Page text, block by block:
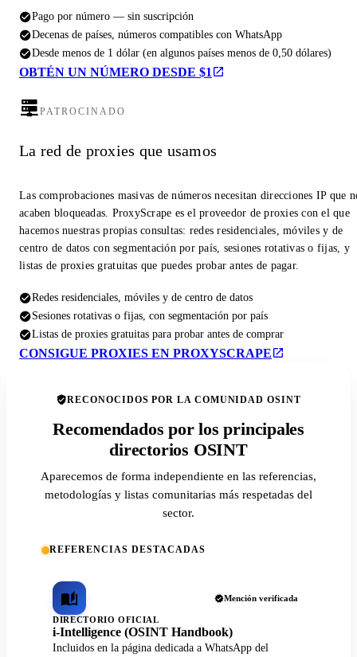
Pago por número — sin suscripción
Decenas de países, números compatibles con WhatsApp
Desde menos de 1 dólar (en algunos países menos de 0,50 dólares)
OBTÉN UN NÚMERO DESDE $1
PATROCINADO
La red de proxies que usamos
Las comprobaciones masivas de números necesitan direcciones IP que
acaben bloqueadas. ProxyScrape es el proveedor de proxies con el que
hacemos nuestras propias consultas: redes residenciales, móviles y de
centro de datos con segmentación por país, sesiones rotativas o fijas, y
listas de proxies gratuitas que puedes probar antes de pagar.
Redes residenciales, móviles y de centro de datos
Sesiones rotativas o fijas, con segmentación por país
Listas de proxies gratuitas para probar antes de comprar
CONSIGUE PROXIES EN PROXYSCRAPE
RECONOCIDOS POR LA COMUNIDAD OSINT
Recomendados por los principales
directorios OSINT
Aparecemos de forma independiente en las referencias,
metodologías y listas comunitarias más respetadas del
sector.
REFERENCIAS DESTACADAS
Mención verificada
DIRECTORIO OFICIAL
i-Intelligence (OSINT Handbook)
Incluidos en la página dedicada a WhatsApp del